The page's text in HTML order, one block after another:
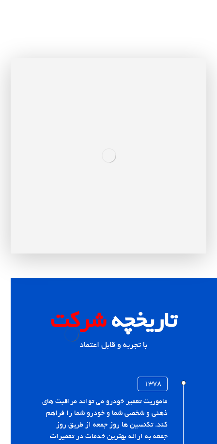
تاریخچهشرکت
با تجربه و قابل اعتماد
۱۳۷۸
ماموریت تعمیر خودرو می تواند مراقبت های
ذهنی و شخصی شما و خودرو شما را فراهم
کند. تکنسین ها روز جمعه از طریق روز
جمعه به ارائه بهترین خدمات در تعمیرات